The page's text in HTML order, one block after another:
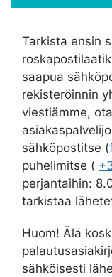
Tarkista ensin
saapua
rekisteröinnin
viestiämme,
sähköpostitse (
puhelimitse (
perjantaihin:
tarkistaa
Huom! Älä
sähköisesti